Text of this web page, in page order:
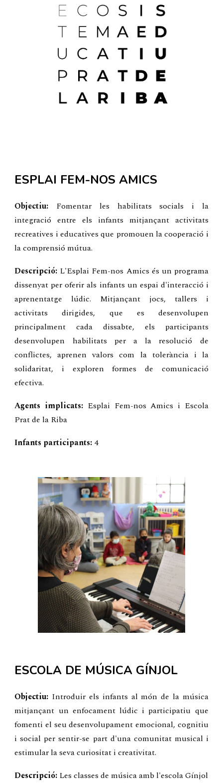
ESPLAI FEM-NOS AMICS
Objectiu: Fomentar les habilitats socials i la
integració entre els infants mitjançant activitats
recreatives i educatives que promouen la cooperació i
la comprensió mútua.
Descripció: L'Esplai Fem-nos Amics és un programa
dissenyat per oferir als infants un espai d'interacció i
aprenentatge lúdic. Mitjançant jocs, tallers i
activitats dirigides, que es desenvolupen
principalment cada dissabte, els participants
desenvolupen habilitats per a la resolució de
conflictes, aprenen valors com la tolerància i la
solidaritat, i exploren formes de comunicació
efectiva.
Agents implicats: Esplai Fem-nos Amics i Escola
Prat de la Riba
Infants participants: 4
ESCOLA DE MÚSICA GÍNJOL
Objectiu: Introduir els infants al món de la música
mitjançant un enfocament lúdic i participatiu que
fomenti el seu desenvolupament emocional, cognitiu
i social per sentir-se part d'una comunitat musical i
estimular la seva curiositat i creativitat.
Descripció: Les classes de música amb l'escola Gínjol